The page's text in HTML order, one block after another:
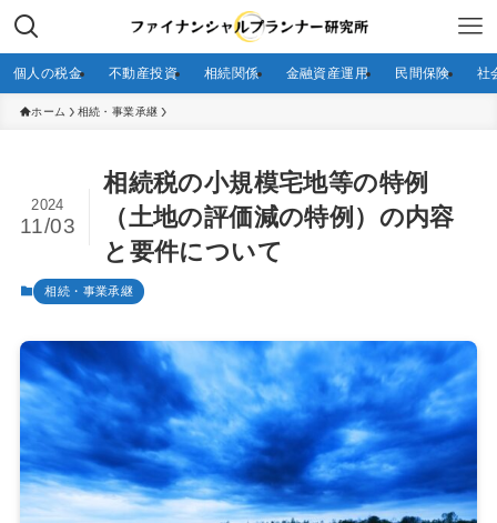
個人の税金 不動産投資 相続関係 金融資産運用 民間保険 社
ホーム 相続・事業承継
相続税の小規模宅地等の特例
（土地の評価減の特例）の内容
と要件について
2024
11/03
相続・事業承継